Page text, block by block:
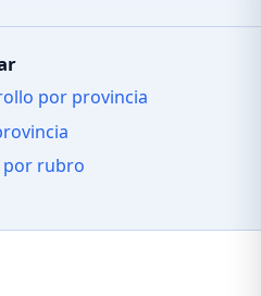
por provincia
por rubro